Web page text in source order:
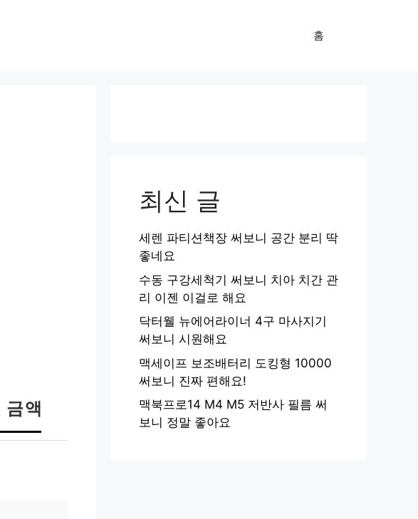
홈
액
최신 글
세렌 파티션책장 써보니 공간 분리 딱
좋네요
수동 구강세척기 써보니 치아 치간 관
리 이젠 이걸로 해요
닥터웰 뉴에어라이너 4구 마사지기
써보니 시원해요
맥세이프 보조배터리 도킹형 10000
써보니 진짜 편해요!
맥북프로14 M4 M5 저반사 필름 써
보니 정말 좋아요